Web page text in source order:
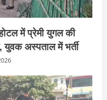
में प्रेमी युगल की
युवक अस्पताल में भर्ती